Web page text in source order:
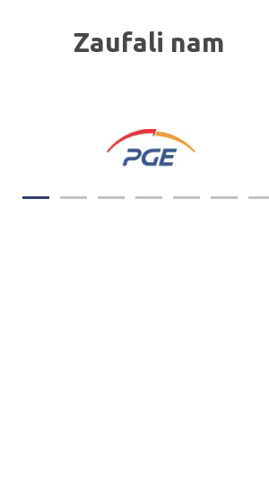
Zaufali nam